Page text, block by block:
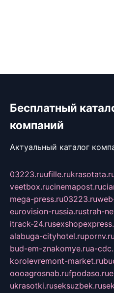
Бесплатный
компаний
Актуальный каталог
03223.ruufille.ru
veetbox.rucinemapost.ru
mega-press.ru03223.ru
eurovision-russia.rustrah-
itrack-24.ru
alabuga-cityhotel.rupornv.ru
bud-em-znakomye.rua-
korolevremont-market.ru
oooagrosnab.rufpodaso.ru
ukrasotki.ruseksuzbek.ru